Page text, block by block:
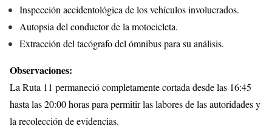
Inspección accidentológica de los vehículos involucrados.
Autopsia del conductor de la motocicleta.
Extracción del tacógrafo del ómnibus para su análisis.
Observaciones:
La Ruta 11 permaneció completamente cortada desde las 16:45
hasta las 20:00 horas para permitir las labores de las autoridades y
la recolección de evidencias.